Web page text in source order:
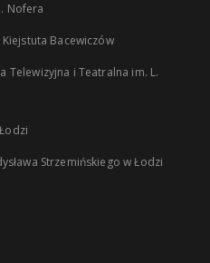
Nofera
Bacewiczów
Telewizyjna i Teatralna im. L.
Strzemińskiego w Łodzi